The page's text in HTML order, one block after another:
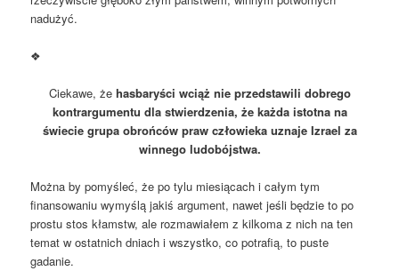
nadużyć.
❖
Ciekawe, że hasbaryści wciąż nie przedstawili dobrego
kontrargumentu dla stwierdzenia, że ​​każda istotna na
świecie grupa obrońców praw człowieka uznaje Izrael za
winnego ludobójstwa.
Można by pomyśleć, że po tylu miesiącach i całym tym
finansowaniu wymyślą jakiś argument, nawet jeśli będzie to po
prostu stos kłamstw, ale rozmawiałem z kilkoma z nich na ten
temat w ostatnich dniach i wszystko, co potrafią, to puste
gadanie.